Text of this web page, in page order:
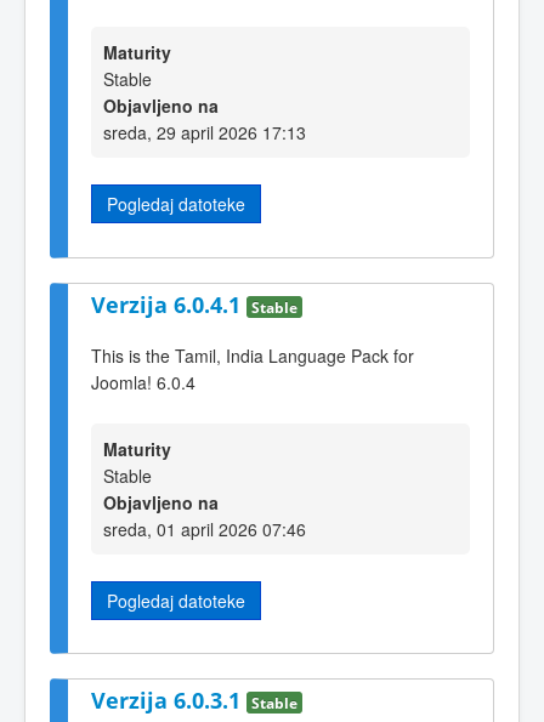
Maturity
Stable
Objavljeno na
sreda, 29 april 2026 17:13
Pogledaj datoteke
Verzija 6.0.4.1 Stable
This is the Tamil, India Language Pack for
Joomla! 6.0.4
Maturity
Stable
Objavljeno na
sreda, 01 april 2026 07:46
Pogledaj datoteke
Verzija 6.0.3.1 Stable